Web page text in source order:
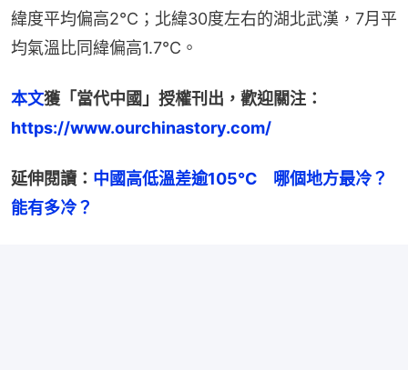
緯度平均偏高2℃；北緯30度左右的湖北武漢，7月平
均氣溫比同緯偏高1.7℃。
本文獲「當代中國」授權刊出，歡迎關注：
https://www.ourchinastory.com/
延伸閱讀： 中國高低溫差逾105℃　哪個地方最冷？
能有多冷？